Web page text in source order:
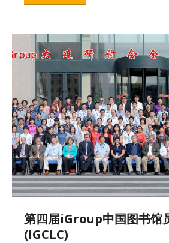
第四届iGroup中国图书馆
(IGCLC)